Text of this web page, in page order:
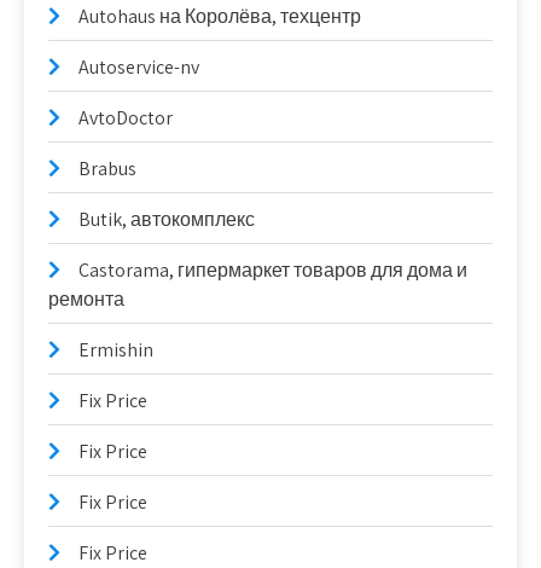
Autohaus на Королёва, техцентр
Autoservice-nv
AvtoDoctor
Brabus
Butik, автокомплекс
Castorama, гипермаркет товаров для дома и
ремонта
Ermishin
Fix Price
Fix Price
Fix Price
Fix Price